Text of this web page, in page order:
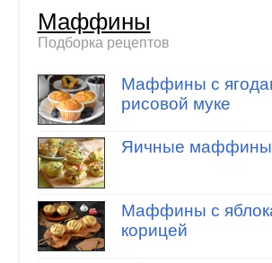
Маффины
Подборка рецептов
Маффины с
рисовой муке
Яичные маффины
Маффины с
корицей